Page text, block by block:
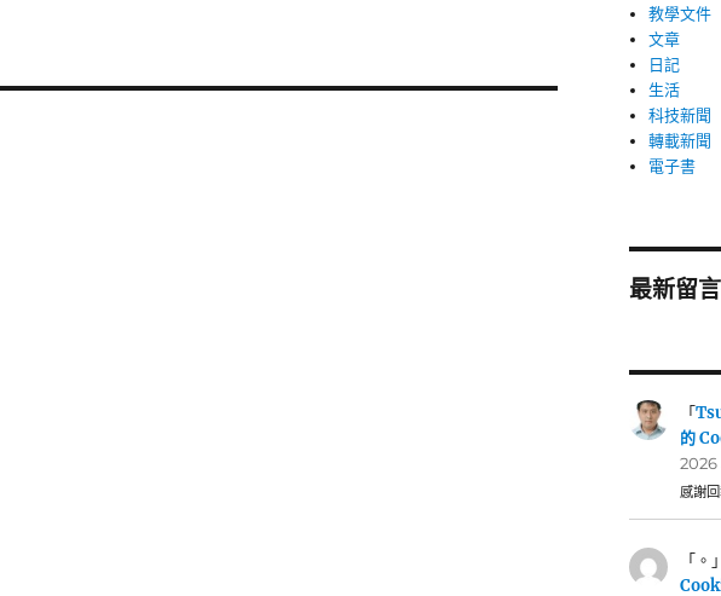
教學文件
文章
日記
生活
科技新聞
轉載新聞
電子書
最新留言
「
的
2026
感謝
「 。